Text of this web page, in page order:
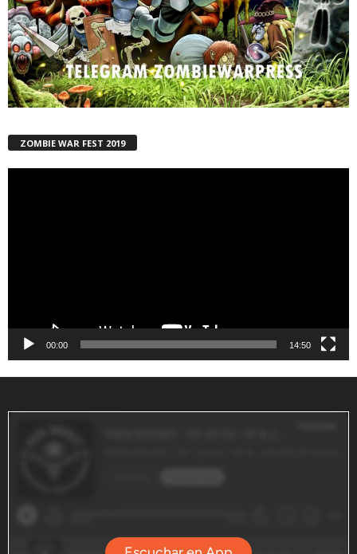
ZOMBIE WAR FEST 2019
00:00 14:50